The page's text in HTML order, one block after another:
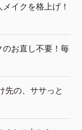
イクを格上げ！
のお直し不要！毎
先の、ササっと